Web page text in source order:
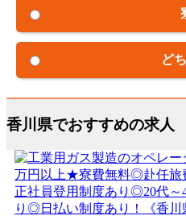
ど
香川県でおすすめの求人